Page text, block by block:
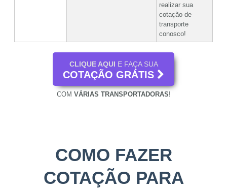
realizar sua
cotação de
transporte
conosco!
CLIQUE AQUI E FAÇA SUA
COTAÇÃO GRÁTIS
COM VÁRIAS TRANSPORTADORAS!
COMO FAZER
COTAÇÃO PARA